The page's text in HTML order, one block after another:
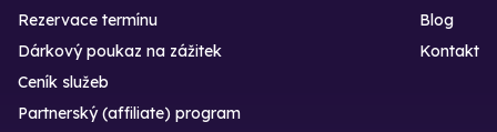
Rezervace termínu
Dárkový poukaz na zážitek
Blog
Kontakt
Ceník služeb
Partnerský (affiliate) program